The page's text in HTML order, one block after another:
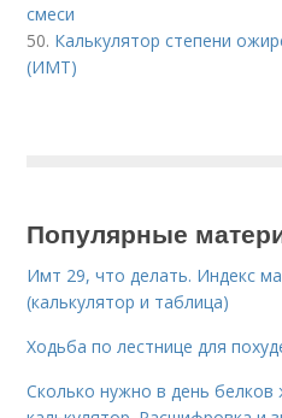
смеси
50. Калькулятор степени
(ИМТ)
Популярные
Имт 29, что делать. Индекс
(калькулятор и таблица)
Ходьба по лестнице для
Сколько нужно в день белков